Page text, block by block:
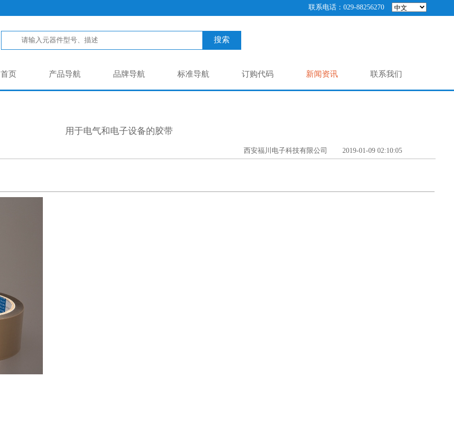
联系电话：029-88256270
搜索
联系我们
新闻资讯
订购代码
标准导航
品牌导航
产品导航
首页
用于电气和电子设备的胶带
西安福川电子科技有限公司 2019-01-09 02:10:05